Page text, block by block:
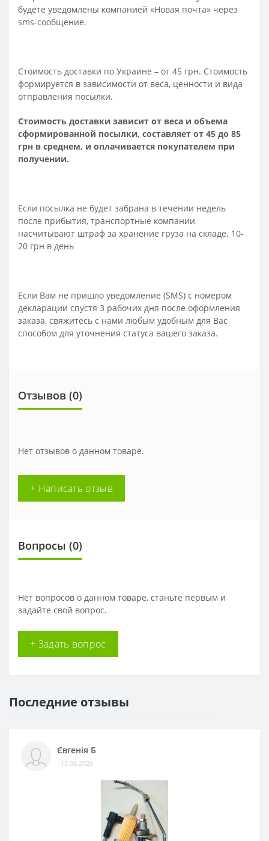
будете уведомлены компанией «Новая почта» через
sms-сообщение.
Стоимость доставки по Украине – от 45 грн. Стоимость
формируется в зависимости от веса, ценности и вида
отправления посылки.
Стоимость доставки зависит от веса и объема
сформированной посылки, составляет от 45 до 85
грн в среднем, и оплачивается покупателем при
получении.
Если посылка не будет забрана в течении недель
после прибытия, транспортные компании
насчитывают штраф за хранение груза на складе. 10-
20 грн в день
Если Вам не пришло уведомление (SMS) с номером
декларации спустя 3 рабочих дня после оформления
заказа, свяжитесь с нами любым удобным для Вас
способом для уточнения статуса вашего заказа.
Отзывов (0)
Нет отзывов о данном товаре.
+ Написать отзыв
Вопросы (0)
Нет вопросов о данном товаре, станьте первым и
задайте свой вопрос.
+ Задать вопрос
Последние отзывы
Євгенія Б
13.06.2026